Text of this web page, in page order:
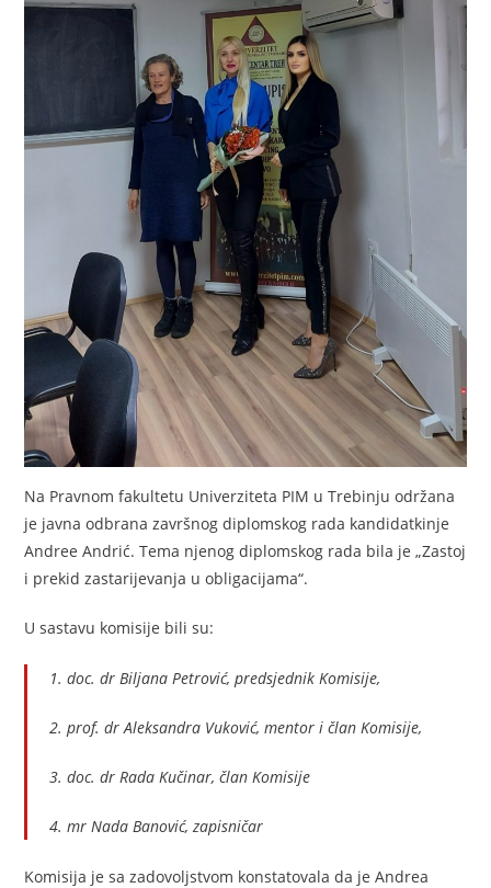
Na Pravnom fakultetu Univerziteta PIM u Trebinju održana
je javna odbrana završnog diplomskog rada kandidatkinje
Andree Andrić. Tema njenog diplomskog rada bila je „Zastoj
i prekid zastarijevanja u obligacijama“.
U sastavu komisije bili su:
1. doc. dr Biljana Petrović, predsjednik Komisije,
2. prof. dr Aleksandra Vuković, mentor i član Komisije,
3. doc. dr Rada Kučinar, član Komisije
4. mr Nada Banović, zapisničar
Komisija je sa zadovolјstvom konstatovala da je Andrea